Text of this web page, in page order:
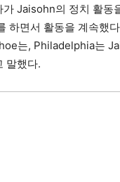
가 Jaisohn의 정치 활동
하면서 활동을 계속했
는, Philadelphia는
말했다.